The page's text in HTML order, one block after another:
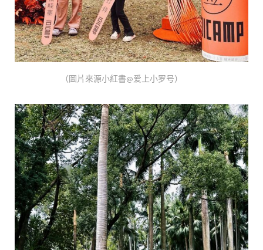
（圖片來源小紅書@爱上小罗号）